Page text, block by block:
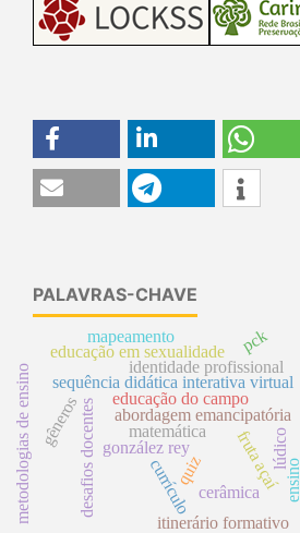
PALAVRAS-CHAVE
gonzález rey
desafios docentes
sequência didática interativa virtual
currículo
itinerário formativo
educação do campo
metodologias de ensino identidade profissional
abordagem emancipatória
fruta açaí
lúdico
quiz
educação em sexualidade
gêneros matemática
cerâmica
mapeamento pck
ensino